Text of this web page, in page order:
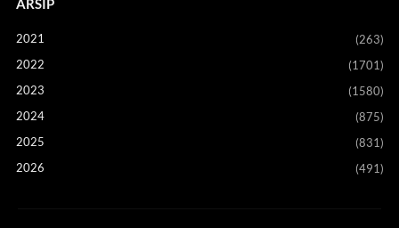
ARSIP
2021
(263)
2022
(1701)
2023
(1580)
2024
(875)
2025
(831)
2026
(491)